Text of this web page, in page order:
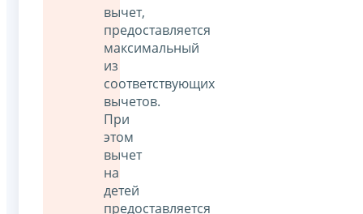
вычет,
предоставляется
максимальный
из
соответствующих
вычетов.
При
этом
вычет
на
детей
предоставляется